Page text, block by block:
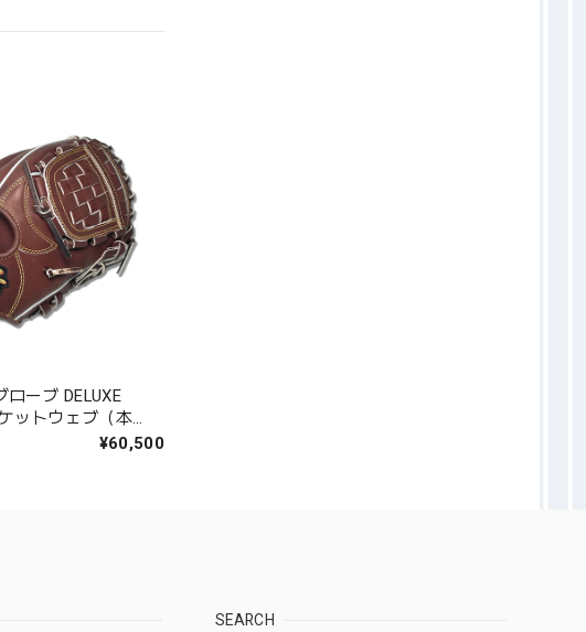
ローブ DELUXE
ットウェブ（本
ブラウン）タマザワ
¥60,500
SEARCH